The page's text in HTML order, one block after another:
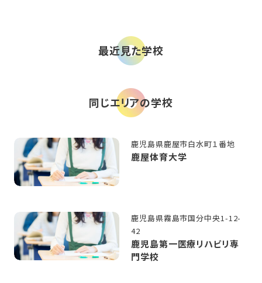
最近見た学校
同じエリアの学校
鹿児島県鹿屋市白水町１番地
鹿屋体育大学
鹿児島県霧島市国分中央1-12-
42
鹿児島第一医療リハビリ専
門学校